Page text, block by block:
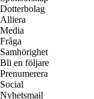
Dotterbolag
Alliera
Media
Fråga
Samhörighet
Bli en följare
Prenumerera
Social
Nyhetsmail